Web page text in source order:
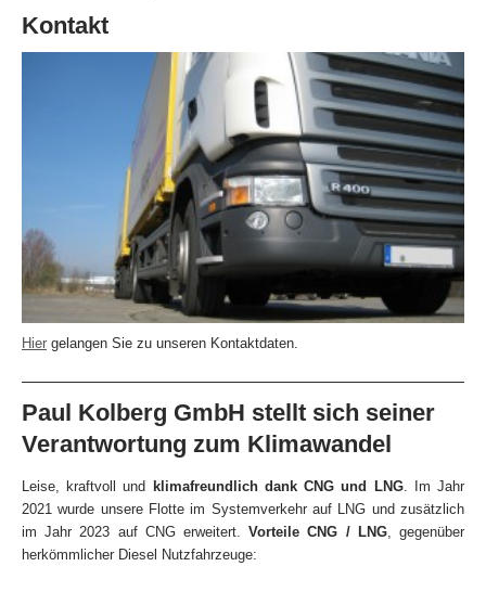
Kontakt
Hier gelangen Sie zu unseren Kontaktdaten.
Paul Kolberg GmbH stellt sich seiner
Verantwortung zum Klimawandel
Leise, kraftvoll und klimafreundlich dank CNG und LNG. Im Jahr
2021 wurde unsere Flotte im Systemverkehr auf LNG und zusätzlich
im Jahr 2023 auf CNG erweitert.Vorteile CNG / LNG, gegenüber
herkömmlicher Diesel Nutzfahrzeuge: